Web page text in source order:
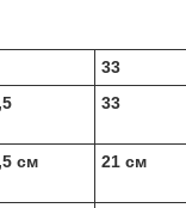
33
33
см 21 см